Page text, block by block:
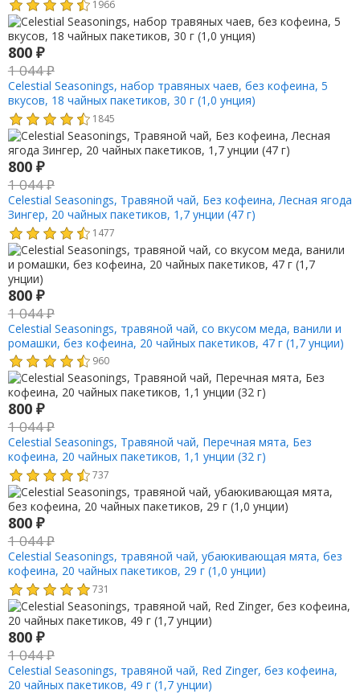
1966
800 ₽
1 044₽
Celestial Seasonings, набор травяных чаев, без кофеина, 5
вкусов, 18 чайных пакетиков, 30 г (1,0 унция)
1845
800 ₽
1 044₽
Celestial Seasonings, Травяной чай, Без кофеина, Лесная ягода
Зингер, 20 чайных пакетиков, 1,7 унции (47 г)
1477
800 ₽
1 044₽
Celestial Seasonings, травяной чай, со вкусом меда, ванили и
ромашки, без кофеина, 20 чайных пакетиков, 47 г (1,7 унции)
960
800 ₽
1 044₽
Celestial Seasonings, Травяной чай, Перечная мята, Без
кофеина, 20 чайных пакетиков, 1,1 унции (32 г)
737
800 ₽
1 044₽
Celestial Seasonings, травяной чай, убаюкивающая мята, без
кофеина, 20 чайных пакетиков, 29 г (1,0 унции)
731
800 ₽
1 044₽
Celestial Seasonings, травяной чай, Red Zinger, без кофеина,
20 чайных пакетиков, 49 г (1,7 унции)